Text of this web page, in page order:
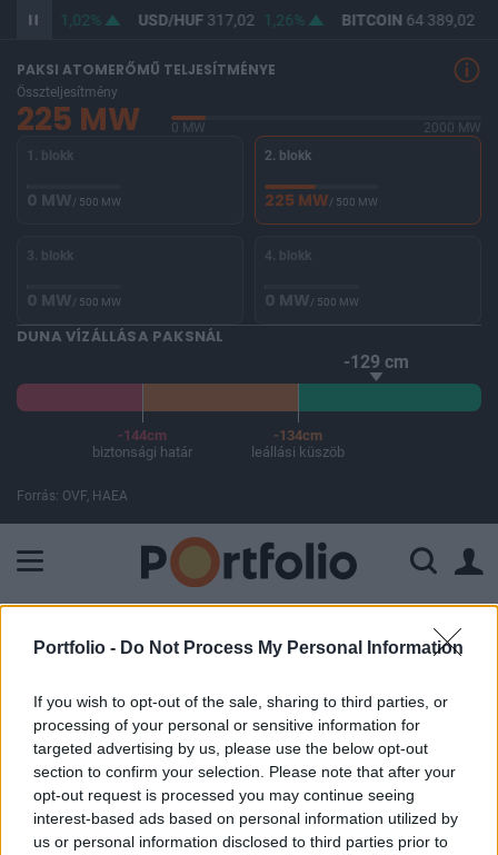
Portfolio - Do Not Process My Personal Information
If you wish to opt-out of the sale, sharing to third parties, or
processing of your personal or sensitive information for
targeted advertising by us, please use the below opt-out
section to confirm your selection. Please note that after your
opt-out request is processed you may continue seeing
interest-based ads based on personal information utilized by
us or personal information disclosed to third parties prior to
1,02% USD/HUF317,02 1,26% BITCOIN64 389,02
PAKSI ATOMERŐMŰ TELJESÍTMÉNYE
Összteljesítmény
225 MW 0 MW
2000 MW
1. blokk
0 MW/ 500 MW
2. blokk
225 MW/ 500 MW
3. blokk
0 MW/ 500 MW
4. blokk
0 MW/ 500 MW
DUNA VÍZÁLLÁSA PAKSNÁL
-129 cm
-144cm
biztonsági határ
-134cm
leállási küszöb
Forrás: OVF, HAEA
ELŐFIZETŐI TARTALOM
Buda-Cash a nemzetközi
piacokról
Portfolio
2003. július 15. 14:12